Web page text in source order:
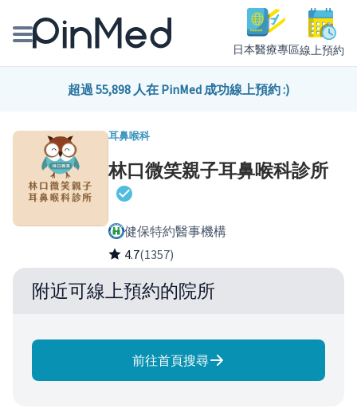
日本醫療專區線上預約
線上預約醫師、院所
醫師專欄專訪
健康主題館
超過 55,898 人在 PinMed 成功線上預約 :)
耳鼻喉科
林口微笑親子耳鼻喉科診所
健保特約醫事機構
4.7(1357)
附近可線上預約的院所
前往首頁搜尋